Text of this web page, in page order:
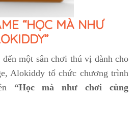
“HỌC MÀ NHƯ
một sân chơi thú vị dành cho
Alokiddy tổ chức chương trình
“Học mà như chơi cùng